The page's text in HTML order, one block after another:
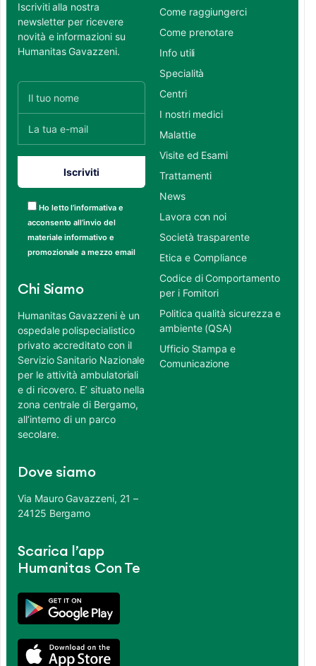
Iscriviti alla nostra
newsletter per ricevere
novità e informazioni su
Humanitas Gavazzeni.
Ho letto l’informativa e
acconsento all’invio del
materiale informativo e
promozionale a mezzo email
Chi Siamo
Humanitas Gavazzeni è un
ospedale polispecialistico
privato accreditato con il
Servizio Sanitario Nazionale
per le attività ambulatoriali
e di ricovero. E’ situato nella
zona centrale di Bergamo,
all’interno di un parco
secolare.
Dove siamo
Via Mauro Gavazzeni, 21 –
24125 Bergamo
Scarica l’app
Humanitas Con Te
Come raggiungerci
Come prenotare
Info utili
Specialità
Centri
I nostri medici
Malattie
Visite ed Esami
Trattamenti
News
Lavora con noi
Società trasparente
Etica e Compliance
Codice di Comportamento
per i Fornitori
Politica qualità sicurezza e
ambiente (QSA)
Ufficio Stampa e
Comunicazione